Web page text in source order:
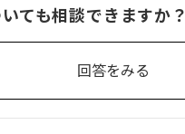
ても相談できますか？
回答をみる